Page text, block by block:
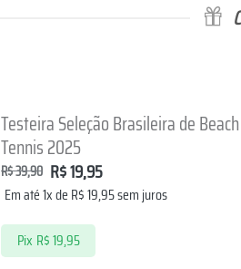
Testeira Seleção Brasileira de Beach
Tennis 2025
R$39,90 R$19,95
Em até 1x de R$19,95sem juros
Pix R$19,95